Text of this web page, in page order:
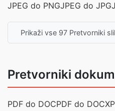
JPEG do PNGJPEG do JPG
Prikaži vse 97 Pretvorniki
Pretvorniki
PDF do DOCPDF do DOCX